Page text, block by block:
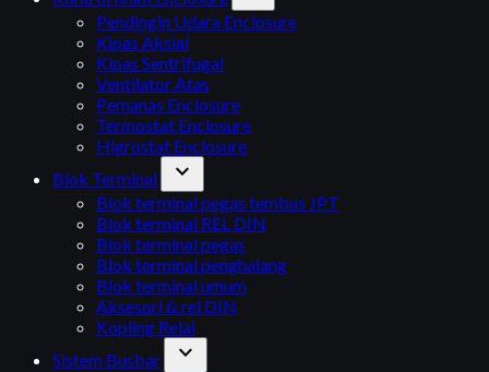
Pendingin Udara Enclosure
Kipas Aksial
Kipas Sentrifugal
Ventilator Atas
Pemanas Enclosure
Termostat Enclosure
Higrostat Enclosure
Blok Terminal
expand_more
Blok terminal pegas tembus JPT
Blok terminal REL DIN
Blok terminal pegas
Blok terminal penghalang
Blok terminal umum
Aksesori & rel DIN
Kopling Relai
Sistem Busbar
expand_more